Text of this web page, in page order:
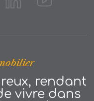
rendant
vivre dans